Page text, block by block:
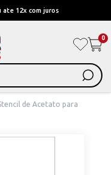
ate 12x com juros
0
de Acetato para